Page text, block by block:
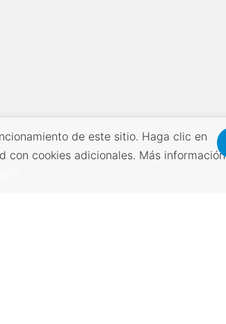
de este sitio. Haga clic en
con cookies adicionales. Más información